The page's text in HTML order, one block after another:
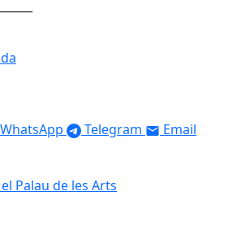
WhatsApp Telegram Email
Palau de les Arts